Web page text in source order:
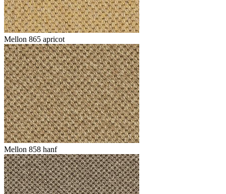
Mellon 865 apricot
Mellon 858 hanf